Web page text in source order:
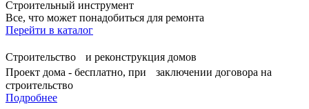
Строительный инструмент
Все, что может понадобиться для ремонта
Перейти в каталог
Строительство и реконструкция домов
Проект дома - бесплатно, при заключении договора на
строительство
Подробнее